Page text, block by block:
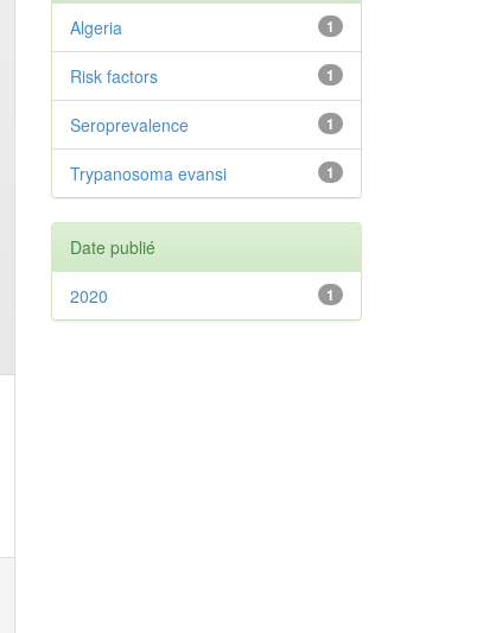
1
Algeria
1
Risk factors
1
Seroprevalence
1
Trypanosoma evansi
Date publié
1
2020